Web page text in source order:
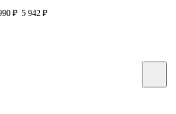
₽ 5 942 ₽